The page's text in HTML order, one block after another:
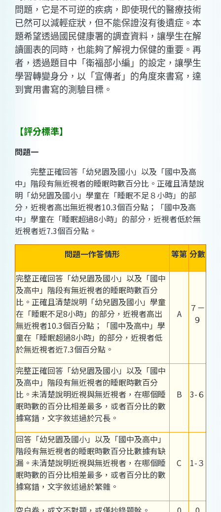
問題，它是不可逆的疾病，即使現代的醫療技術
已然可以減輕症狀，但不能保證沒有後遺症。本
題希望透過國民健康署的調查資料，讓學生在解
讀圖表的同時，也能夠了解視力保健的重要。再
者，透過題目中「衛福部小編」的設定，讓學生
學習轉變身分，以「宣傳者」的角度來書寫，達
到實用書寫的測驗目標。
【評分標準】
問題一
完整正確回答「幼兒園及國小」以及「國中及高
中」階段有無近視者的睡眠時數百分比。正確且清楚說
明「幼兒園及國小」學童在「睡眠不足８小時」的部
分，近視者高出無近視者10.3個百分點；「國中及高
中」學童在「睡眠超過8小時」的部分，近視者低於無
近視者近7.3個百分點。
問題一作答情形
等第 分數
完整正確回答「幼兒園及國小」以及「國中
及高中」階段有無近視者的睡眠時數百分
比。正確且清楚說明「幼兒園及國小」學童
在「睡眠不足8小時」的部分，近視者高出
無近視者10.3個百分點；「國中及高中」學
童在「睡眠超過8小時」的部分，近視者低
於無近視者近7.3個百分點。
A
７－
９
完整正確回答「幼兒園及國小」以及「國中
及高中」階段有無近視者的睡眠時數百分
比。未清楚說明近視與無近視者，在哪個睡
眠時數的百分比相差最多，或者百分比的數
據寫錯，文字敘述過於冗長。
B 3-６
回答「幼兒園及國小」以及「國中及高中」
階段有無近視者的睡眠時數百分比數據有缺
漏。未清楚說明近視與無近視者，在哪個睡
眠時數的百分比相差最多，或者百分比的數
據寫錯，文字敘述過於繁雜。
C 1-３